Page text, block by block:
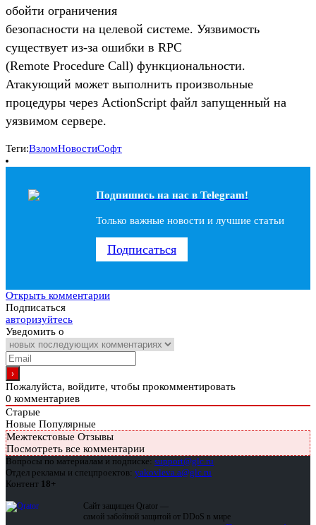
обойти ограничения
безопасности на целевой системе. Уязвимость
существует из-за ошибки в RPC
(Remote Procedure Call) функциональности.
Атакующий может выполнить произвольные
процедуры через ActionScript файл запущенный на
уязвимом сервере.
Теги:ВзломНовостиСофт
Подпишись на наc в Telegram!
Только важные новости и лучшие статьи
Подписаться
Открыть комментарии
Подписаться
авторизуйтесь
Уведомить о
Пожалуйста, войдите, чтобы прокомментировать
0 комментариев
Старые
Новые Популярные
Межтекстовые Отзывы
Посмотреть все комментарии
Вопросы по материалам и подписке: support@glc.ru
Отдел рекламы и спецпроектов: yakovleva.a@glc.ru
Контент 18+
Сайт защищен Qrator —
самой забойной защитой от DDoS в мире